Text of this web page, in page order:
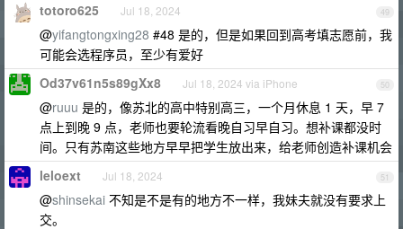
49
totoro625 Jul 18, 2024
@yifangtongxing28 #48 是的，但是如果回到高考填志愿前，我
可能会选程序员，至少有爱好
50
Od37v61n5s89gXx8 Jul 18, 2024 via iPhone
@ruuu 是的，像苏北的高中特别高三，一个月休息 1 天，早 7
点上到晚 9 点，老师也要轮流看晚自习早自习。想补课都没时
间。只有苏南这些地方早早把学生放出来，给老师创造补课机会
51
leloext Jul 18, 2024
@shinsekai 不知是不是有的地方不一样，我妹夫就没有要求上
交。